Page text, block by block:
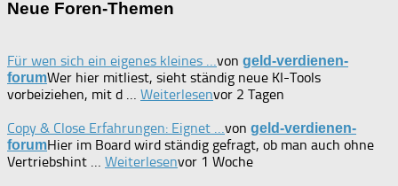
Neue Foren-Themen
Für wen sich ein eigenes kleines …von geld-verdienen-
forumWer hier mitliest, sieht ständig neue KI-Tools
vorbeiziehen, mit d … Weiterlesenvor 2 Tagen
Copy & Close Erfahrungen: Eignet …von geld-verdienen-
forumHier im Board wird ständig gefragt, ob man auch ohne
Vertriebshint … Weiterlesenvor 1 Woche